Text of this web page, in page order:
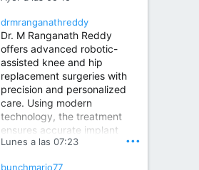
illnesses, nutrition guidance,
and preventive healthcare in
a child-friendly environment.
Children Hospital in Secunderabad | Best Pediatrician in Hyderabad | Neonatologist in Medchal
Our pediatrician and
Neonatologist team at...
www.srianaghaclinic.com
drmranganathreddy
Dr. M Ranganath Reddy
offers advanced robotic-
assisted knee and hip
replacement surgeries with
precision and personalized
care. Using modern
technology, the treatment
ensures accurate implant
placement, reduced pain,
Lunes a las 07:23 •••
bunchmario77